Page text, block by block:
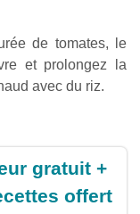
de tomates, le
et prolongez la
avec du riz.
gratuit +
offert